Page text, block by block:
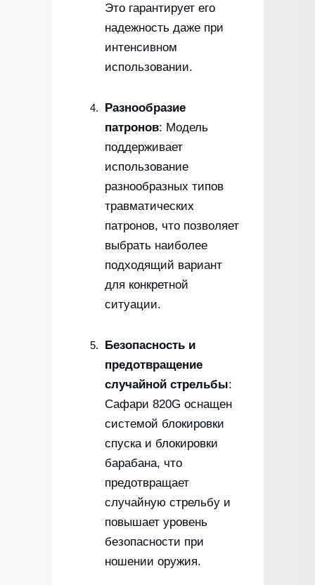
Это гарантирует его
надежность даже при
интенсивном
использовании.
Разнообразие
патронов: Модель
поддерживает
использование
разнообразных типов
травматических
патронов, что позволяет
выбрать наиболее
подходящий вариант
для конкретной
ситуации.
Безопасность и
предотвращение
случайной стрельбы:
Сафари 820G оснащен
системой блокировки
спуска и блокировки
барабана, что
предотвращает
случайную стрельбу и
повышает уровень
безопасности при
ношении оружия.